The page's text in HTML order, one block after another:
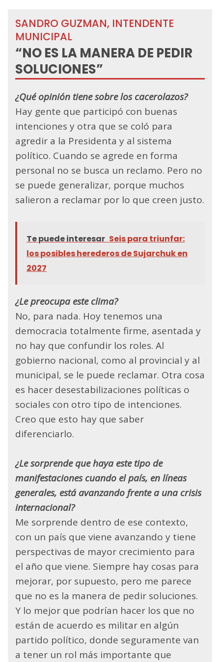
SANDRO GUZMAN, INTENDENTE
MUNICIPAL
“NO ES LA MANERA DE PEDIR
SOLUCIONES”
¿Qué opinión tiene sobre los cacerolazos?
Hay gente que participó con buenas
intenciones y otra que se coló para
agredir a la Presidenta y al sistema
político. Cuando se agrede en forma
personal no se busca un reclamo. Pero no
se puede generalizar, porque muchos
salieron a reclamar por lo que creen justo.
Te puede interesar Seis para triunfar:
los posibles herederos de Sujarchuk en
2027
¿Le preocupa este clima?
No, para nada. Hoy tenemos una
democracia totalmente firme, asentada y
no hay que confundir los roles. Al
gobierno nacional, como al provincial y al
municipal, se le puede reclamar. Otra cosa
es hacer desestabilizaciones políticas o
sociales con otro tipo de intenciones.
Creo que esto hay que saber
diferenciarlo.
¿Le sorprende que haya este tipo de
manifestaciones cuando el país, en líneas
generales, está avanzando frente a una crisis
internacional?
Me sorprende dentro de ese contexto,
con un país que viene avanzando y tiene
perspectivas de mayor crecimiento para
el año que viene. Siempre hay cosas para
mejorar, por supuesto, pero me parece
que no es la manera de pedir soluciones.
Y lo mejor que podrían hacer los que no
están de acuerdo es militar en algún
partido político, donde seguramente van
a tener un rol más importante que